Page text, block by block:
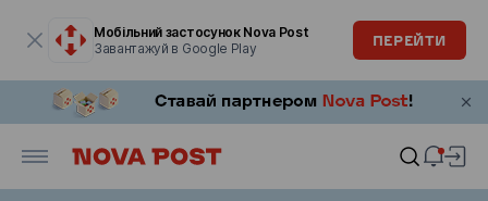
Мобільний застосунок Nova Post
Завантажуй в Google Play
ПЕРЕЙТИ